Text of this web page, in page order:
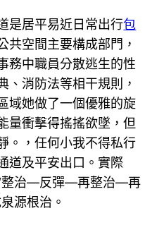
是居平易近日常出行包
共空間主要構成部門，
務中職員分散逃生的性
、消防法等相干規則，
域她做了一個優雅的旋
量衝擊得搖搖欲墜，但
。，任何小我不得私行
道及平安出口。實際
整治—反彈—再整治—再
源根治。